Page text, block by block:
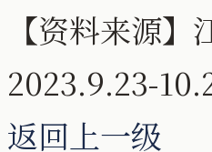
【资料来源
2023.9.23-
返回上一级